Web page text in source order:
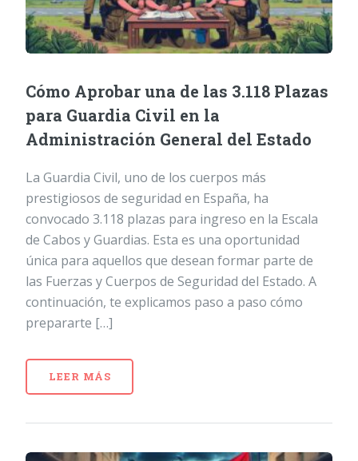
Cómo Aprobar una de las 3.118 Plazas
para Guardia Civil en la
Administración General del Estado
La Guardia Civil, uno de los cuerpos más
prestigiosos de seguridad en España, ha
convocado 3.118 plazas para ingreso en la Escala
de Cabos y Guardias. Esta es una oportunidad
única para aquellos que desean formar parte de
las Fuerzas y Cuerpos de Seguridad del Estado. A
continuación, te explicamos paso a paso cómo
prepararte […]
LEER MÁS